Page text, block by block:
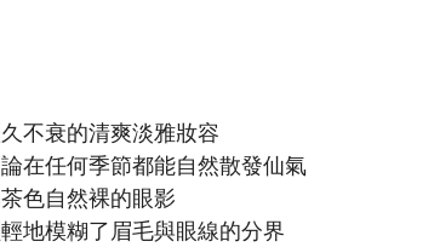
不衰的清爽淡雅妝容
在任何季節都能自然散發仙氣
色自然裸的眼影
地模糊了眉毛與眼線的分界